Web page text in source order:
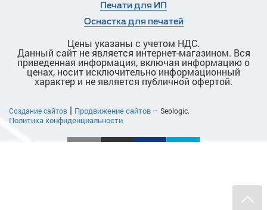
Печати для ИП
Оснастка для печатей
Цены указаны с учетом НДС.
Данный сайт не является интернет-магазином. Вся
приведенная информация, включая информацию о
ценах, носит исключительно информационный
характер и не является публичной офертой.
Создание сайтов | Продвижение сайтов — Seologic.
Политика конфиденциальности